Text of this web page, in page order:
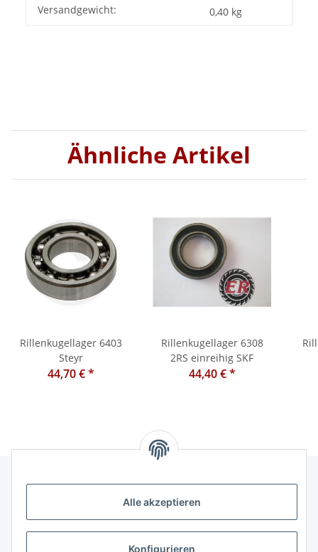
Alle akzeptieren
Konfigurieren
Produkteigenschaft
Wert
Versandgewicht: 0,40 kg
Ähnliche Artikel
Rillenkugellager 6403
Steyr
44,70 €*
Rillenkugellager 6308
2RS einreihig SKF
44,40 €*